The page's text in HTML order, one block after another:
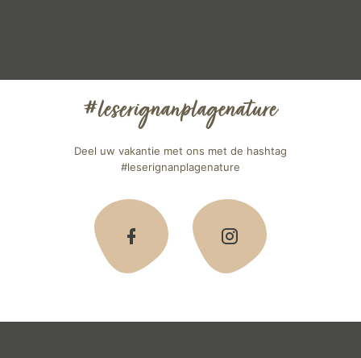
#leserignanplagenature
Deel uw vakantie met ons met de hashtag
#leserignanplagenature